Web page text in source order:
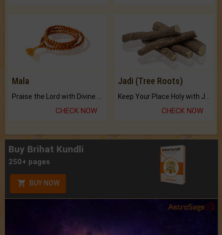
Mala
Praise the Lord with Divine Energies of Mala.
CHECK NOW
Jadi (Tree Roots)
Keep Your Place Holy with Jadi.
CHECK NOW
Buy Brihat Kundli
250+ pages
BUY NOW